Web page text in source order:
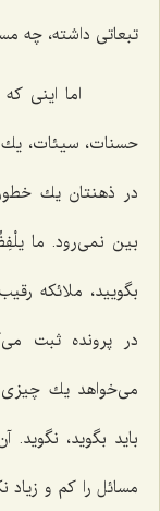
تبعاتی داشته، چه
اما اینی
حسنات، سیئات، یك
در ذهنتان یك
بین نمی‌رود. ما
بگویید، ملائكه
در پرونده ثبت
می‌خواهد یك چیزی
باید بگوید،
مسائل را كم و زیاد